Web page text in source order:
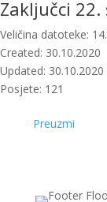
Zaključci 22.
Veličina datoteke:
Created: 30.10.2020
Updated: 30.10.2020
Posjete: 121
Preuzmi